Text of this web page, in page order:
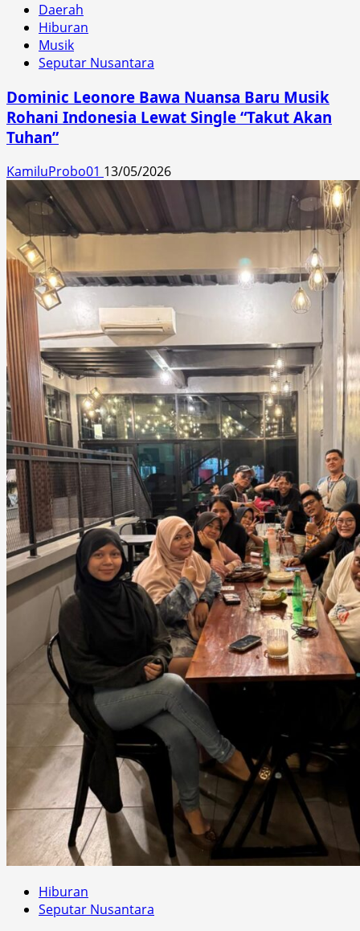
Daerah
Hiburan
Musik
Seputar Nusantara
Dominic Leonore Bawa Nuansa Baru Musik
Rohani Indonesia Lewat Single “Takut Akan
Tuhan”
KamiluProbo01 13/05/2026
Hiburan
Seputar Nusantara